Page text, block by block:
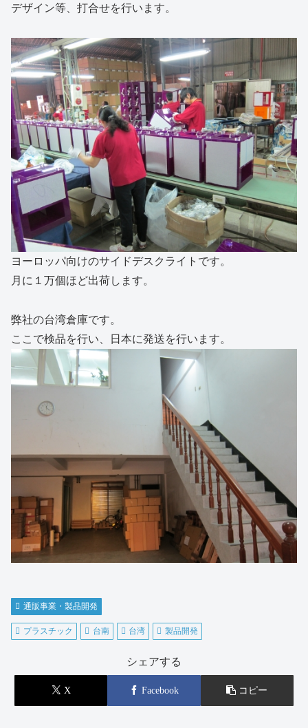
デザイン等、打合せを行います。
ヨーロッパ向けのサイドデスクライトです。
月に１万個ほど出荷します。
弊社の台湾倉庫です。
ここで検品を行い、日本に発送を行います。
通販事業・製品開発
プラスチック 台南 台湾 製品開発
シェアする
X Facebook コピー